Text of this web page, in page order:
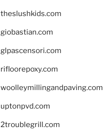
theslushkids.com
giobastian.com
glpascensori.com
rifloorepoxy.com
woolleymillingandpaving.com
uptonpvd.com
2troublegrill.com